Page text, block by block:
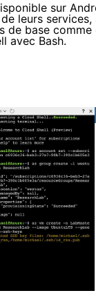
sur
leurs
de base
avec Bash.